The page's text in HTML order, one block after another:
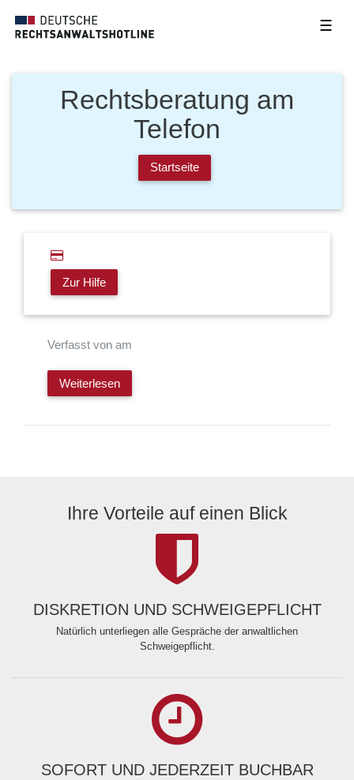
☰
Rechtsberatung am
Telefon
Startseite
Zur Hilfe
Verfasst von am
Weiterlesen
Ihre Vorteile auf einen Blick
DISKRETION UND SCHWEIGEPFLICHT
Natürlich unterliegen alle Gespräche der anwaltlichen
Schweigepflicht.
SOFORT UND JEDERZEIT BUCHBAR